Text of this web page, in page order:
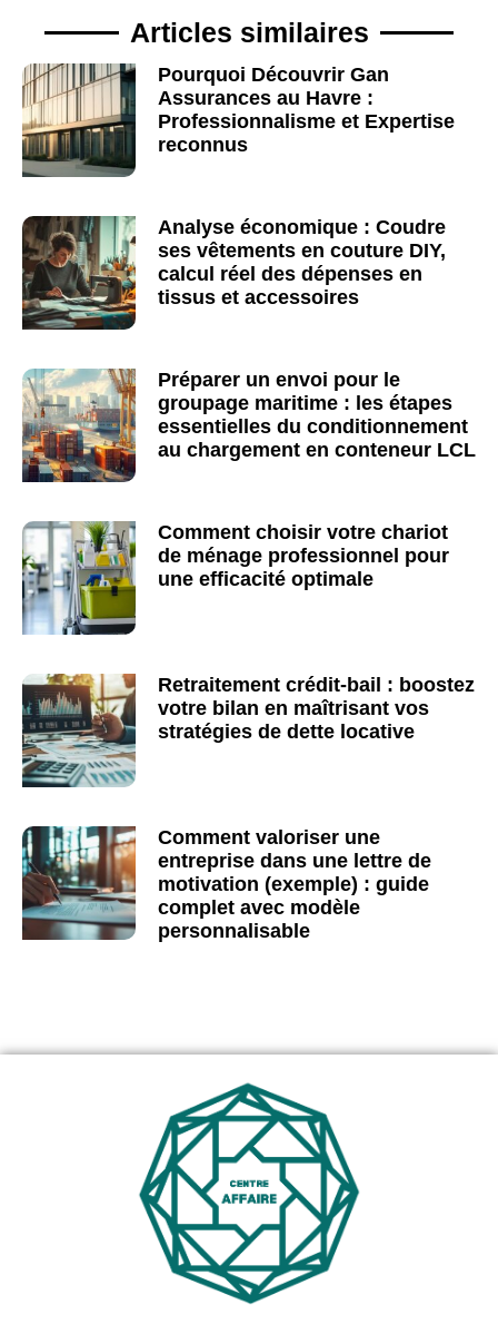
Articles similaires
Pourquoi Découvrir Gan
Assurances au Havre :
Professionnalisme et Expertise
reconnus
Analyse économique : Coudre
ses vêtements en couture DIY,
calcul réel des dépenses en
tissus et accessoires
Préparer un envoi pour le
groupage maritime : les étapes
essentielles du conditionnement
au chargement en conteneur LCL
Comment choisir votre chariot
de ménage professionnel pour
une efficacité optimale
Retraitement crédit-bail : boostez
votre bilan en maîtrisant vos
stratégies de dette locative
Comment valoriser une
entreprise dans une lettre de
motivation (exemple) : guide
complet avec modèle
personnalisable